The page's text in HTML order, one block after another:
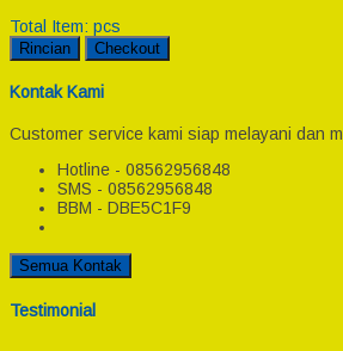
Total Item: pcs
Rincian Checkout
Kontak Kami
Customer service kami siap melayani dan
Hotline - 08562956848
SMS - 08562956848
BBM - DBE5C1F9
Semua Kontak
Testimonial